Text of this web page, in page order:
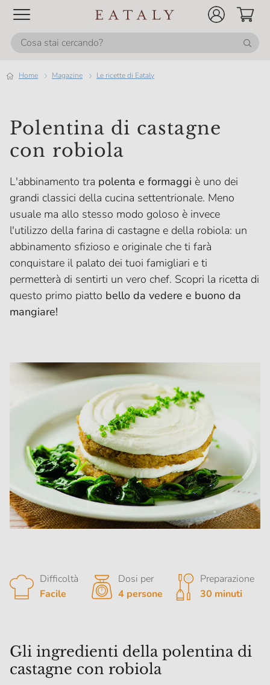
Home magazine Le ricette di Eataly
Polentina di castagne
con robiola
L'abbinamento tra polenta e formaggi è uno dei
grandi classici della cucina settentrionale. Meno
usuale ma allo stesso modo goloso è invece
l'utilizzo della farina di castagne e della robiola: un
abbinamento sfizioso e originale che ti farà
conquistare il palato dei tuoi famigliari e ti
permetterà di sentirti un vero chef. Scopri la ricetta di
questo primo piatto bello da vedere e buono da
mangiare!
Difficoltà
Facile
Dosi per
4 persone
Preparazione
30 minuti
Gli ingredienti della polentina di
castagne con robiola